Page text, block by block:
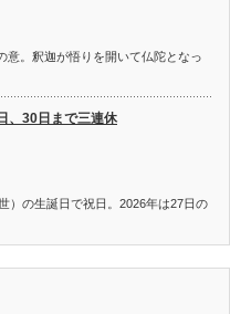
。釈迦が悟りを開いて仏陀となっ
、30日まで三連休
）の生誕日で祝日。2026年は27日の